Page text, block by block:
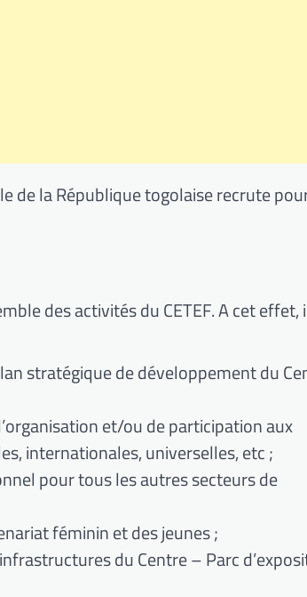
de la République togolaise recrute
des activités du CETEF. A cet effet,
stratégique de développement du
et/ou de participation aux
internationales, universelles, etc ;
pour tous les autres secteurs de
féminin et des jeunes ;
du Centre – Parc